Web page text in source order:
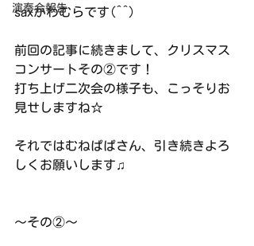
演奏会報告
saxかわむらです(^^)
前回の記事に続きまして、クリスマス
コンサートその②です！
打ち上げ二次会の様子も、こっそりお
見せしますね☆
それではむねぱぱさん、引き続きよろ
しくお願いします♫
〜その②〜